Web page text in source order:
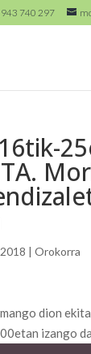
943 740 297
| Orokorra
dion
izango